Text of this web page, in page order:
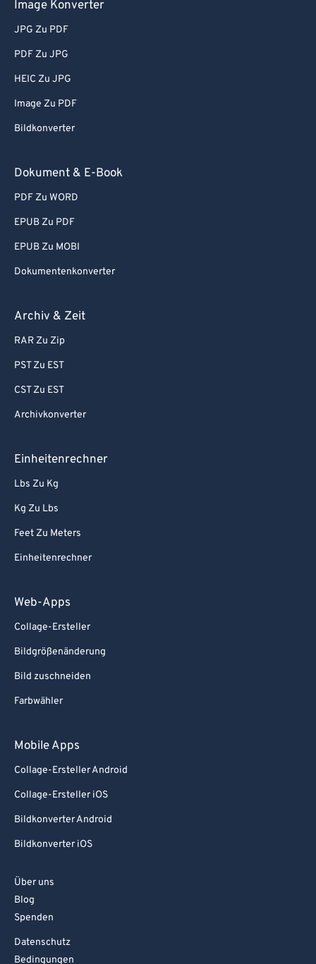
Image Konverter
JPG Zu PDF
PDF Zu JPG
HEIC Zu JPG
Image Zu PDF
Bildkonverter
Dokument & E-Book
PDF Zu WORD
EPUB Zu PDF
EPUB Zu MOBI
Dokumentenkonverter
Archiv & Zeit
RAR Zu Zip
PST Zu EST
CST Zu EST
Archivkonverter
Einheitenrechner
Lbs Zu Kg
Kg Zu Lbs
Feet Zu Meters
Einheitenrechner
Web-Apps
Collage-Ersteller
Bildgrößenänderung
Bild zuschneiden
Farbwähler
Mobile Apps
Collage-Ersteller Android
Collage-Ersteller iOS
Bildkonverter Android
Bildkonverter iOS
Über uns
Blog
Spenden
Datenschutz
Bedingungen